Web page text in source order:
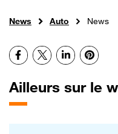
News Auto News
Facebook
X LinkedIn
Ailleurs sur le